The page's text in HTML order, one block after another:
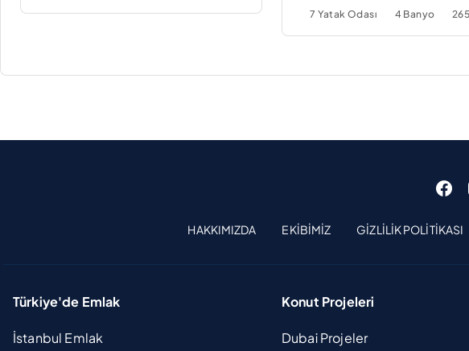
7 Yatak Odası 4 Banyo 265
HAKKIMIZDA EKIBIMIZ GIZLILIK POLITIKASI
Türkiye'de Emlak
İstanbul Emlak
Konut Projeleri
Dubai Projeler